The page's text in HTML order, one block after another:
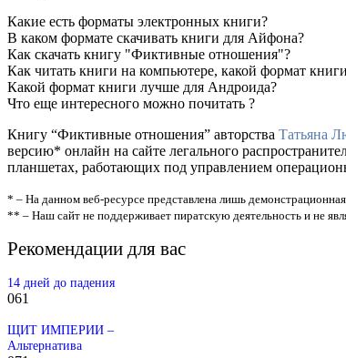
Какие есть форматы электронных книги?
В каком формате скачивать книги для Айфона?
Как скачать книгу "Фиктивные отношения"?
Как читать книги на компьютере, какой формат
Какой формат книги лучше для Андроида?
Что еще интересного можно почитать ?
Книгу “Фиктивные отношения” авторства Татьяна
версию* онлайн на сайте легального
планшетах, работающих под управлением
* – На данном веб-ресурсе представлена лишь
** – Наш сайт не поддерживает пиратскую деятельность и не
Рекомендации для вас
14 дней до падения
061
ЩИТ ИМПЕРИИ –
Альтернатива